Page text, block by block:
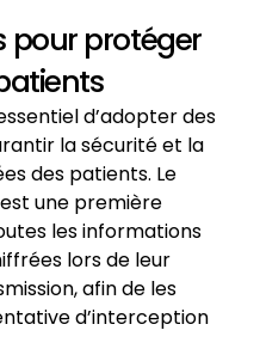
pour protéger
d’adopter des
la sécurité et la
des patients. Le
est une première
les informations
lors de leur
afin de les
d’interception